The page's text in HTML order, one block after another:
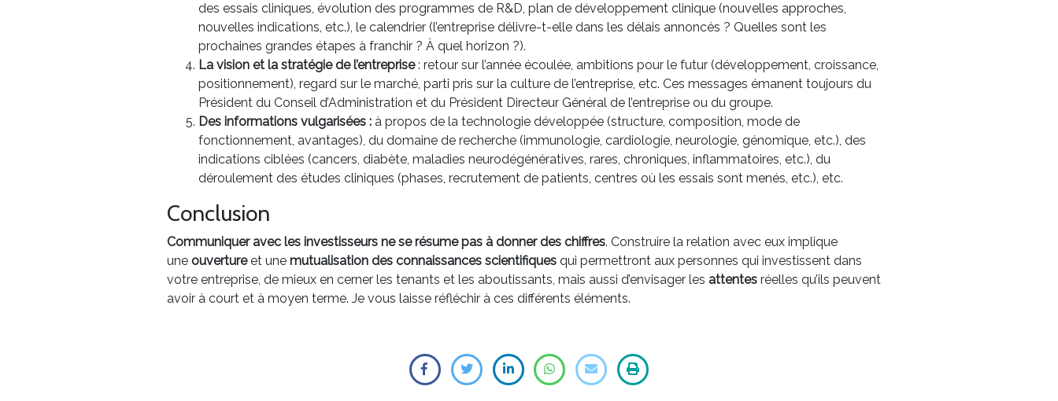
des essais cliniques, évolution des programmes de R&D, plan de développement clinique (nouvelles approches,
nouvelles indications, etc.), le calendrier (l’entreprise délivre-t-elle dans les délais annoncés ? Quelles sont les
prochaines grandes étapes à franchir ? À quel horizon ?).
La vision et la stratégie de l’entreprise: retour sur l’année écoulée, ambitions pour le futur (développement, croissance,
positionnement), regard sur le marché, parti pris sur la culture de l’entreprise, etc. Ces messages émanent toujours du
Président du Conseil d’Administration et du Président Directeur Général de l’entreprise ou du groupe.
Des informations vulgarisées : à propos de la technologie développée (structure, composition, mode de
fonctionnement, avantages), du domaine de recherche (immunologie, cardiologie, neurologie, génomique, etc.), des
indications ciblées (cancers, diabète, maladies neurodégénératives, rares, chroniques, inflammatoires, etc.), du
déroulement des études cliniques (phases, recrutement de patients, centres où les essais sont menés, etc.), etc.
Conclusion
Communiquer avec les investisseurs ne se résume pas à donner des chiffres. Construire la relation avec eux implique
une ouvertureet une mutualisation des connaissances scientifiquesqui permettront aux personnes qui investissent dans
votre entreprise, de mieux en cerner les tenants et les aboutissants, mais aussi d’envisager les attentesréelles qu’ils peuvent
avoir à court et à moyen terme. Je vous laisse réfléchir à ces différents éléments.